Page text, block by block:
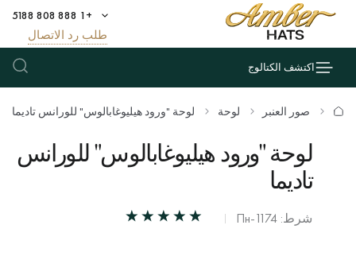
+1 888 808 5188
طلب رد الاتصال
اكتشف الكتالوج
صور العنبر لوحة لوحة "ورود هيليوغابالوس" للورانس تاديما
لوحة "ورود هيليوغابالوس" للورانس
تاديما
شرط: Пн-1174